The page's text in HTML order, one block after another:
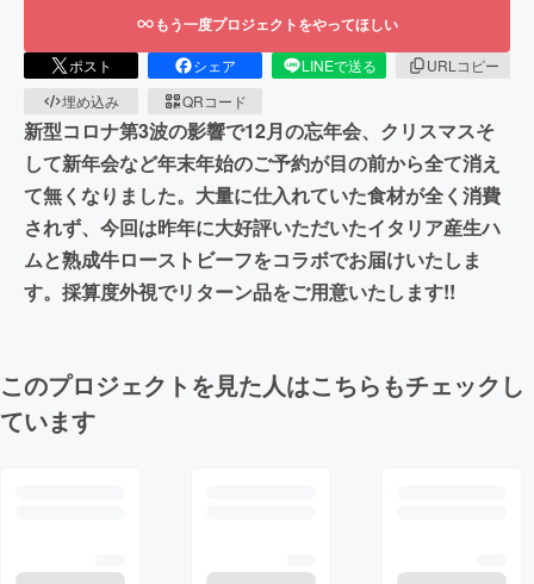
もう一度プロジェクトをやってほしい
ポスト シェア LINEで送る
URLコピー
埋め込み
QRコード
新型コロナ第3波の影響で12月の忘年会、クリスマスそ
して新年会など年末年始のご予約が目の前から全て消え
て無くなりました。大量に仕入れていた食材が全く消費
されず、今回は昨年に大好評いただいたイタリア産生ハ
ムと熟成牛ローストビーフをコラボでお届けいたしま
す。採算度外視でリターン品をご用意いたします!!
このプロジェクトを見た人はこちらもチェックし
ています